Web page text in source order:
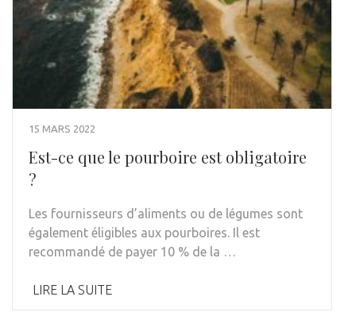
15 MARS 2022
Est-ce que le pourboire est obligatoire
?
Les fournisseurs d’aliments ou de légumes sont
également éligibles aux pourboires. Il est
recommandé de payer 10 % de la …
LIRE LA SUITE